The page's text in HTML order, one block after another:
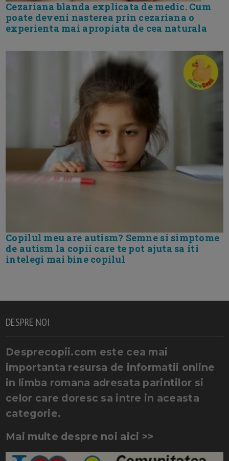
Cezariana blanda explicata de medic. Cum
poate deveni nasterea prin cezariana o
experienta mai apropiata de cea naturala
Copilul meu are autism? Semne si simptome
de autism la copii care te pot ajuta sa iti
intelegi mai bine copilul
DESPRE NOI
Desprecopii.com este cea mai
importanta resursa de informatii online
in limba romana adresata parintilor si
celor care doresc sa intre in aceasta
categorie.
Mai multe despre noi aici >>